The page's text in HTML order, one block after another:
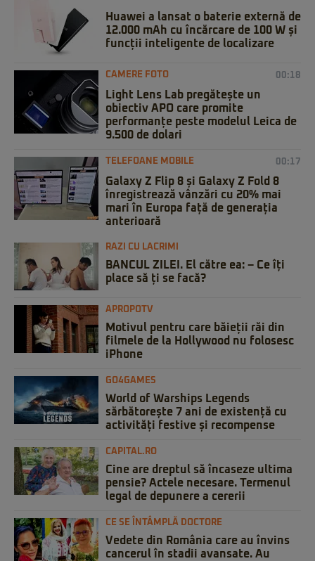
Huawei a lansat o baterie externă de
12.000 mAh cu încărcare de 100 W și
funcții inteligente de localizare
CAMERE FOTO 00:18
Light Lens Lab pregătește un
obiectiv APO care promite
performanțe peste modelul Leica de
9.500 de dolari
TELEFOANE MOBILE 00:17
Galaxy Z Flip 8 și Galaxy Z Fold 8
înregistrează vânzări cu 20% mai
mari în Europa față de generația
anterioară
RAZI CU LACRIMI
BANCUL ZILEI. El către ea: – Ce îți
place să ți se facă?
APROPOTV
Motivul pentru care băieții răi din
filmele de la Hollywood nu folosesc
iPhone
GO4GAMES
World of Warships Legends
sărbătorește 7 ani de existență cu
activități festive și recompense
CAPITAL.RO
Cine are dreptul să încaseze ultima
pensie? Actele necesare. Termenul
legal de depunere a cererii
CE SE ÎNTÂMPLĂ DOCTORE
Vedete din România care au învins
cancerul în stadii avansate. Au